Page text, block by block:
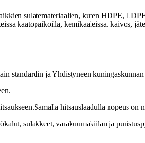
sulatemateriaalien, kuten HDPE,
kaatopaikoilla, kemikaaleissa. kaivos,
standardin ja Yhdistyneen
hitsauslaadulla nopeus on
sulakkeet, varakuumakiilan ja